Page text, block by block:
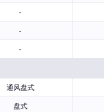
-
-
-
通风盘式
盘式